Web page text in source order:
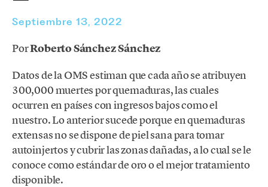
Septiembre 13, 2022
PorRoberto Sánchez Sánchez
Datos de la OMS estiman que cada año se atribuyen
300,000 muertes por quemaduras, las cuales
ocurren en países con ingresos bajos como el
nuestro. Lo anterior sucede porque en quemaduras
extensas no se dispone de piel sana para tomar
autoinjertos y cubrir las zonas dañadas, a lo cual se le
conoce como estándar de oro o el mejor tratamiento
disponible.